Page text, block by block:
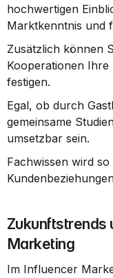
hochwertigen
Marktkenntnis und
Zusätzlich können
Kooperationen Ihre
festigen.
Egal, ob durch
gemeinsame
umsetzbar sein.
Fachwissen wird
Zukunftstrends
Marketing